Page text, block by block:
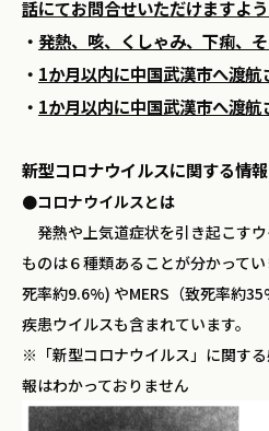
話にてお問合せいただけますよう
・ 発熱、咳、くしゃみ、下痢、
・ 1か月以内に中国武漢市へ渡航
・ 1か月以内に中国武漢市へ渡
新型コロナウイルスに関する情
●コロナウイルスとは
発熱や上気道症状を引き起こす
ものは６種類あることが分かって
死率約9.6%) やMERS（致死率約
疾患ウイルスも含まれています。
※「新型コロナウイルス」に関す
報はわかっておりません